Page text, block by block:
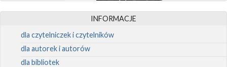
INFORMACJE
dla czytelniczek i czytelników
dla autorek i autorów
dla bibliotek